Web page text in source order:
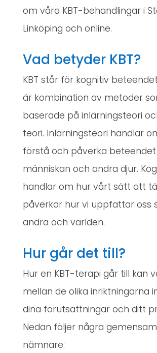
om våra KBT-behandlingar i
Linköping och online.
Vad betyder KBT?
KBT står för kognitiv
är kombination av metoder
baserade på inlärningsteori
teori. Inlärningsteori handlar
förstå och påverka beteendet
människan och andra djur.
handlar om hur vårt sätt att
påverkar hur vi uppfattar oss
andra och världen.
Hur går det till?
Hur en KBT-terapi går till kan
mellan de olika inriktningarna
dina förutsättningar och ditt
Nedan följer några
nämnare: